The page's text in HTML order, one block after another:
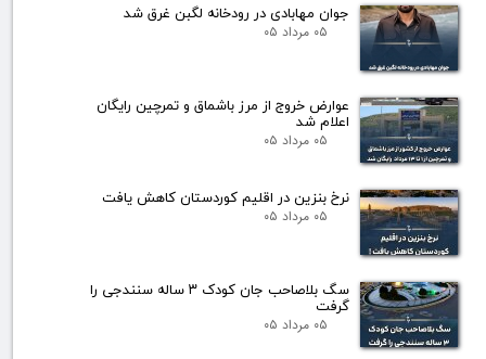
جوان مهابادی در رودخانه لگبن غرق شد
۰۵ مرداد ۰۵
عوارض خروج از مرز باشماق و تمرچین رایگان
اعلام شد
۰۵ مرداد ۰۵
نرخ بنزین در اقلیم کوردستان کاهش یافت
۰۵ مرداد ۰۵
سگ بلاصاحب جان کودک ۳ ساله سنندجی را
گرفت
۰۵ مرداد ۰۵